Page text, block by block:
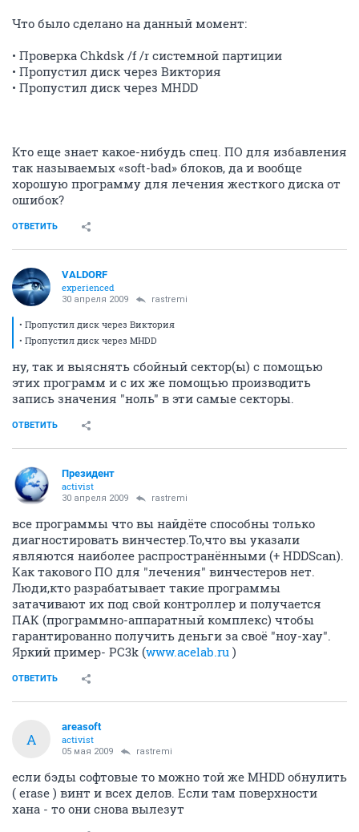
Что было сделано на данный момент:
• Проверка Chkdsk /f /r системной партиции
• Пропустил диск через Виктория
• Пропустил диск через MHDD
Кто еще знает какое-нибудь спец. ПО для избавления
так называемых «soft-bad» блоков, да и вообще
хорошую программу для лечения жесткого диска от
ошибок?
ОТВЕТИТЬ
VALDORF
experienced
30 апреля 2009 rastremi
• Пропустил диск через Виктория
• Пропустил диск через MHDD
ну, так и выяснять сбойный сектор(ы) с помощью
этих программ и с их же помощью производить
запись значения "ноль" в эти самые секторы.
ОТВЕТИТЬ
Президент
activist
30 апреля 2009 rastremi
все программы что вы найдёте способны только
диагностировать винчестер.То,что вы указали
являются наиболее распространёнными (+ HDDScan).
Как такового ПО для "лечения" винчестеров нет.
Люди,кто разрабатывает такие программы
затачивают их под свой контроллер и получается
ПАК (программно-аппаратный комплекс) чтобы
гарантированно получить деньги за своё "ноу-хау".
Яркий пример- PC3k (www.acelab.ru )
ОТВЕТИТЬ
A
areasoft
activist
05 мая 2009 rastremi
если бэды софтовые то можно той же MHDD обнулить
( erase ) винт и всех делов. Если там поверхности
хана - то они снова вылезут